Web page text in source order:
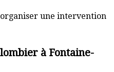
une intervention
à Fontaine-